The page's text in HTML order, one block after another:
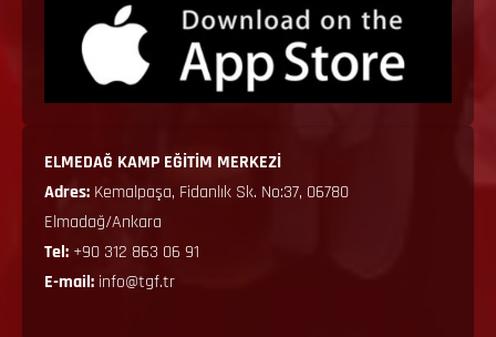
ELMEDAĞ KAMP EĞİTİM MERKEZİ
Adres: Kemalpaşa, Fidanlık Sk. No:37, 06780
Elmadağ/Ankara
Tel: +90 312 863 06 91
E-mail: info@tgf.tr